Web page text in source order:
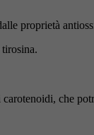
proprietà
che